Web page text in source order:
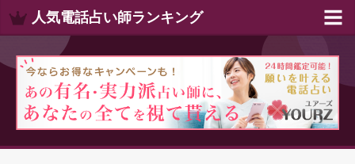
人気電話占い師ランキング